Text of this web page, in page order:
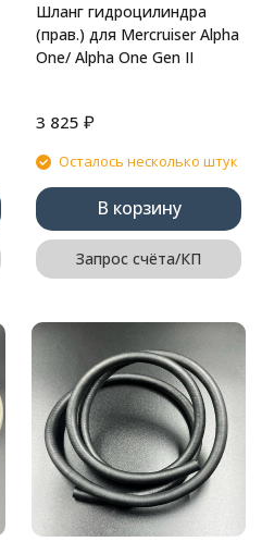
Шланг гидроцилиндра
(прав.) для Mercruiser Alpha
One/ Alpha One Gen II
3 825 ₽
Осталось несколько штук
В корзину
Запрос счёта/КП